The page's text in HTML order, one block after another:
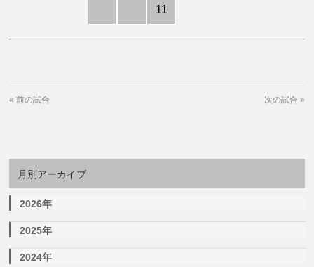
11
«前の試合 次の試合 »
月別アーカイブ
2026年
2025年
2024年